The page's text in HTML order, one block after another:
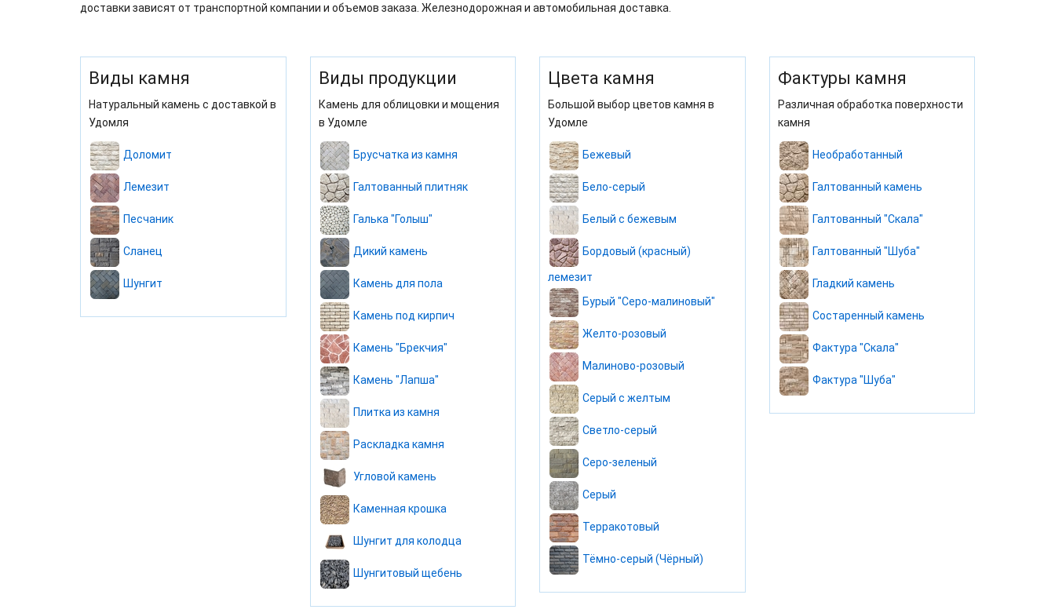
доставки зависят от транспортной компании и объемов заказа. Железнодорожная и автомобильная доставка.
Виды камня
Натуральный камень с доставкой в
Удомля
Доломит
Лемезит
Песчаник
Сланец
Шунгит
Виды продукции
Камень для облицовки и мощения
в Удомле
Брусчатка из камня
Галтованный плитняк
Галька "Голыш"
Дикий камень
Камень для пола
Камень под кирпич
Камень "Брекчия"
Камень "Лапша"
Плитка из камня
Раскладка камня
Угловой камень
Каменная крошка
Шунгит для колодца
Шунгитовый щебень
Цвета камня
Большой выбор цветов камня в
Удомле
Бежевый
Бело-серый
Белый с бежевым
Бордовый (красный)
лемезит
Бурый "Серо-малиновый"
Желто-розовый
Малиново-розовый
Серый с желтым
Светло-серый
Серо-зеленый
Серый
Терракотовый
Тёмно-серый (Чёрный)
Фактуры камня
Различная обработка поверхности
камня
Необработанный
Галтованный камень
Галтованный "Скала"
Галтованный "Шуба"
Гладкий камень
Состаренный камень
Фактура "Скала"
Фактура "Шуба"